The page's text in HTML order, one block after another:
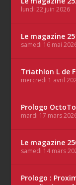
lundi 22 juin 2026
Le magazine
samedi 16 mai
Triathlon L de
mercredi 1 avril
Prologo
mardi 17 mars
Le magazine
samedi 14 mars
Prologo :